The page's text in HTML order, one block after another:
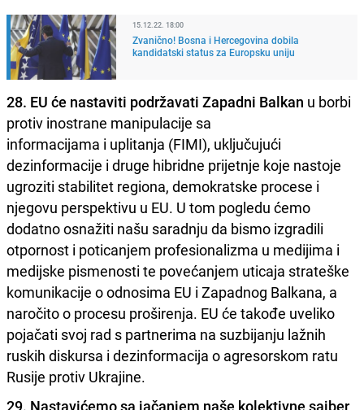
15.12.22. 18:00
Zvanično! Bosna i Hercegovina dobila
kandidatski status za Europsku uniju
28. EU će nastaviti podržavati Zapadni Balkan u borbi
protiv inostrane manipulacije sa
informacijama i uplitanja (FIMI), uključujući
dezinformacije i druge hibridne prijetnje koje nastoje
ugroziti stabilitet regiona, demokratske procese i
njegovu perspektivu u EU. U tom pogledu ćemo
dodatno osnažiti našu saradnju da bismo izgradili
otpornost i poticanjem profesionalizma u medijima i
medijske pismenosti te povećanjem uticaja strateške
komunikacije o odnosima EU i Zapadnog Balkana, a
naročito o procesu proširenja. EU će takođe uveliko
pojačati svoj rad s partnerima na suzbijanju lažnih
ruskih diskursa i dezinformacija o agresorskom ratu
Rusije protiv Ukrajine.
29. Nastavićemo sa jačanjem naše kolektivne sajber